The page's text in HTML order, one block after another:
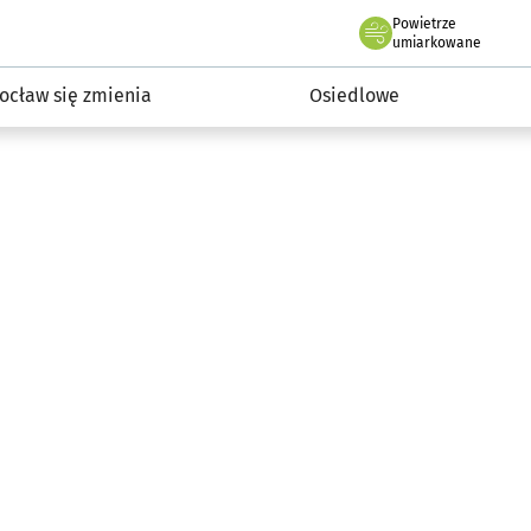
- miejskie inwestycje 2019-2032
Powietrze
we Wrocławiu
umiarkowane
się zmienia Osiedlowe